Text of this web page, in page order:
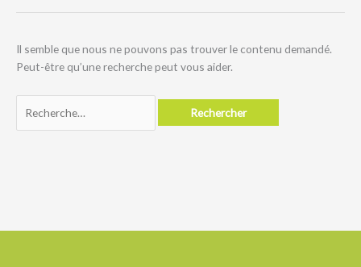
Il semble que nous ne pouvons pas trouver le contenu demandé.
Peut-être qu’une recherche peut vous aider.